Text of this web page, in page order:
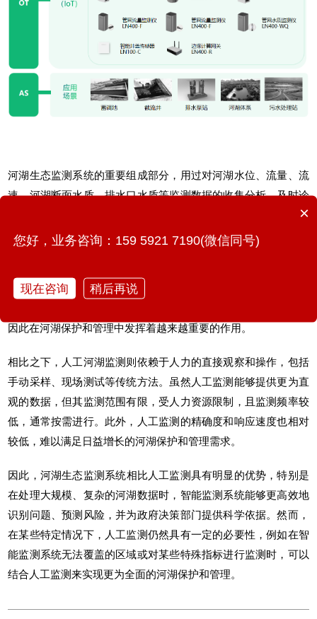
河湖生态监测系统的重要组成部分，用过对河湖水位、流量、流
速、河湖断面水质、排水口水质等监测数据的收集分析，及时诊
断河湖水质状态，降低河湖污染程度，有效提高河湖污染治理成
效。
的数据支持。这种智能监测系统具有广泛的监测范围、实时的监
因此在河湖保护和管理中发挥着越来越重要的作用。
相比之下，人工河湖监测则依赖于人力的直接观察和操作，包括
手动采样、现场测试等传统方法。虽然人工监测能够提供更为直
观的数据，但其监测范围有限，受人力资源限制，且监测频率较
低，通常按需进行。此外，人工监测的精确度和响应速度也相对
较低，难以满足日益增长的河湖保护和管理需求。
因此， 河湖生态监测系统相比人工监测具有明显的优势，特别是
在处理大规模、复杂的河湖数据时，智能监测系统能够更高效地
识别问题、预测风险，并为政府决策部门提供科学依据。然而，
在某些特定情况下，人工监测仍然具有一定的必要性，例如在智
能监测系统无法覆盖的区域或对某些特殊指标进行监测时，可以
结合人工监测来实现更为全面的河湖保护和管理。
×
您好，业务咨询：159 5921 7190(微信同号)
现在咨询 稍后再说